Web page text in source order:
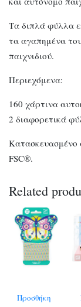
Τα διπλά φύλλα
τα αγαπημένα
παιχνιδιού.
Περιεχόμενα:
160 χάρτινα
2 διαφορετικά
Κατασκευασμένο
FSC®.
Related
Προσθήκη